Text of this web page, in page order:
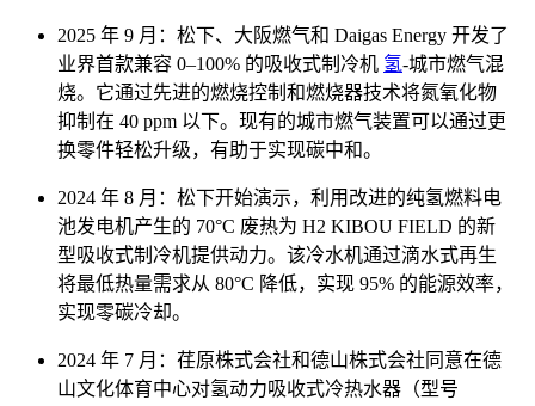
2025 年 9 月：松下、大阪燃气和 Daigas Energy 开发了
业界首款兼容 0–100% 的吸收式制冷机 氢-城市燃气混
烧。它通过先进的燃烧控制和燃烧器技术将氮氧化物
抑制在 40 ppm 以下。现有的城市燃气装置可以通过更
换零件轻松升级，有助于实现碳中和。
2024 年 8 月：松下开始演示，利用改进的纯氢燃料电
池发电机产生的 70°C 废热为 H2 KIBOU FIELD 的新
型吸收式制冷机提供动力。该冷水机通过滴水式再生
将最低热量需求从 80°C 降低，实现 95% 的能源效率，
实现零碳冷却。
2024 年 7 月：荏原株式会社和德山株式会社同意在德
山文化体育中心对氢动力吸收式冷热水器（型号